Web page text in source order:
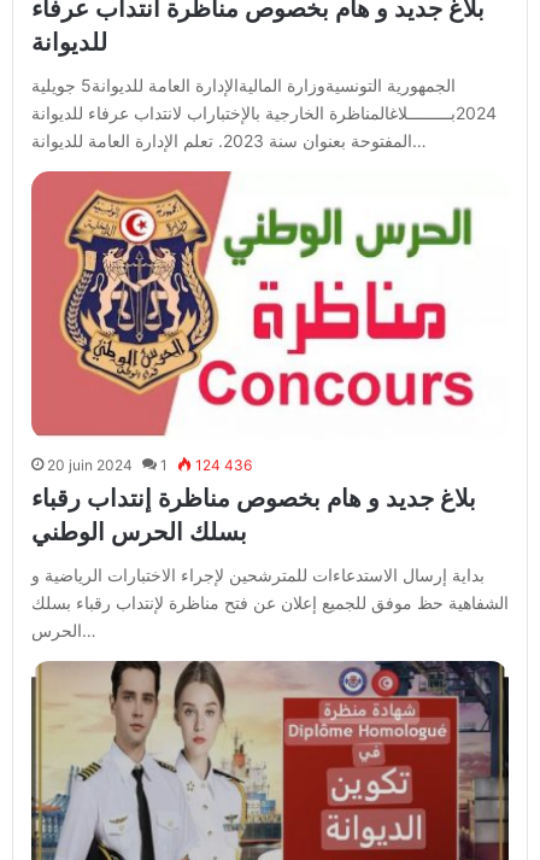
بلاغ جديد و هام بخصوص مناظرة انتداب عرفاء
للديوانة
الجمهورية التونسيةوزارة الماليةالإدارة العامة للديوانة5 جويلية
2024بـــــــــلاغالمناظرة الخارجية بالإختباراب لانتداب عرفاء للديوانة
المفتوحة بعنوان سنة 2023. تعلم الإدارة العامة للديوانة…
20 juin 2024 1 124 436
بلاغ جديد و هام بخصوص مناظرة إنتداب رقباء
بسلك الحرس الوطني
بداية إرسال الاستدعاءات للمترشحين لإجراء الاختبارات الرياضية و
الشفاهية حظ موفق للجميع إعلان عن فتح مناظرة لإنتداب رقباء بسلك
الحرس…